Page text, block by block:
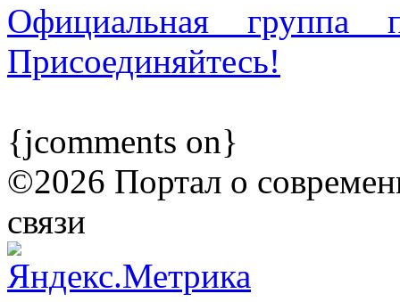
Официальная группа
Присоединяйтесь!
{jcomments on}
©2026 Портал о
связи